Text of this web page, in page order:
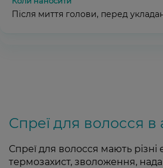
Після миття голови, перед
Спреї для волосся в
Спреї для волосся мають різні
термозахист, зволоження,